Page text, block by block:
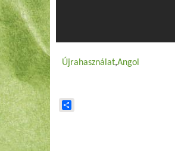
Újrahasználat Angol